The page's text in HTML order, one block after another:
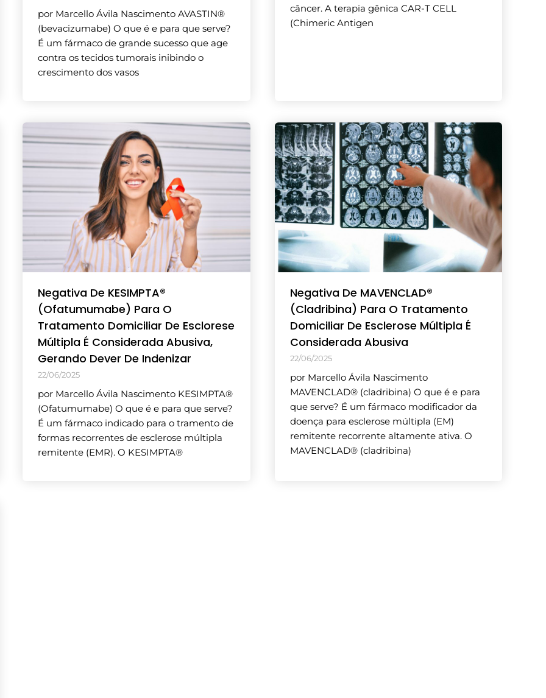
por Marcello Ávila Nascimento AVASTIN®
(bevacizumabe) O que é e para que serve?
É um fármaco de grande sucesso que age
contra os tecidos tumorais inibindo o
crescimento dos vasos
câncer. A terapia gênica CAR-T CELL
(Chimeric Antigen
Negativa De KESIMPTA®
(Ofatumumabe) Para O
Tratamento Domiciliar De Esclorese
Múltipla É Considerada Abusiva,
Gerando Dever De Indenizar
22/06/2025
por Marcello Ávila Nascimento KESIMPTA®
(Ofatumumabe) O que é e para que serve?
É um fármaco indicado para o tramento de
formas recorrentes de esclerose múltipla
remitente (EMR). O KESIMPTA®
Negativa De MAVENCLAD®
(Cladribina) Para O Tratamento
Domiciliar De Esclerose Múltipla É
Considerada Abusiva
22/06/2025
por Marcello Ávila Nascimento
MAVENCLAD® (cladribina) O que é e para
que serve? É um fármaco modificador da
doença para esclerose múltipla (EM)
remitente recorrente altamente ativa. O
MAVENCLAD® (cladribina)